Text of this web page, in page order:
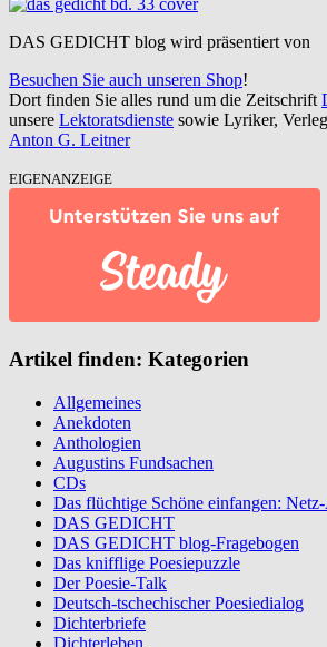
DAS GEDICHT blog wird präsentiert von
Besuchen Sie auch unseren Shop!
Dort finden Sie alles rund um die Zeitschrift
unsere Lektoratsdienste sowie Lyriker,
Anton G. Leitner
EIGENANZEIGE
Artikel finden: Kategorien
Allgemeines
Anekdoten
Anthologien
Augustins Fundsachen
CDs
Das flüchtige Schöne einfangen:
DAS GEDICHT
DAS GEDICHT blog-Fragebogen
Das knifflige Poesiepuzzle
Der Poesie-Talk
Deutsch-tschechischer Poesiedialog
Dichterbriefe
Dichterleben